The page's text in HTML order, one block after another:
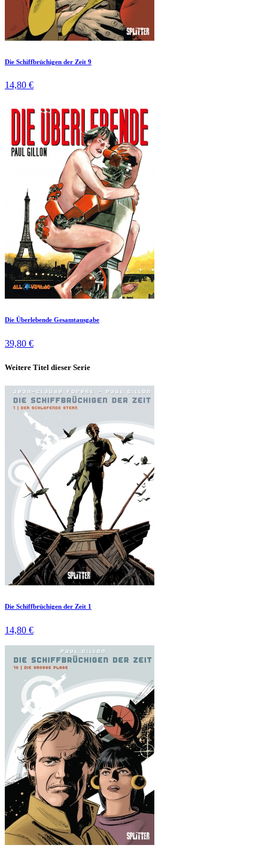
Die Schiffbrüchigen der Zeit 9
14,80 €
Die Überlebende Gesamtausgabe
39,80 €
Weitere Titel dieser Serie
Die Schiffbrüchigen der Zeit 1
14,80 €